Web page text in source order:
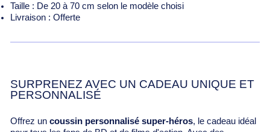
Taille : De 20 à 70 cm selon le modèle choisi
Livraison : Offerte
SURPRENEZ AVEC UN CADEAU UNIQUE ET
PERSONNALISÉ
Offrez un coussin personnalisé super-héros, le cadeau idéal